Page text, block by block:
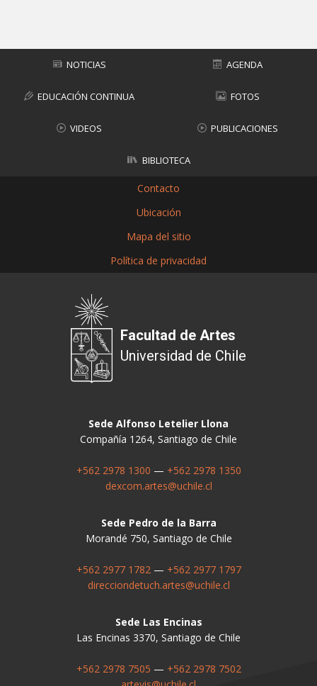
NOTICIAS AGENDA
EDUCACIÓN CONTINUA FOTOS
VIDEOS PUBLICACIONES
BIBLIOTECA
Contacto
Ubicación
Mapa del sitio
Política de privacidad
Facultad de Artes
Universidad de Chile
Sede Alfonso Letelier Llona
Compañía 1264, Santiago de Chile
+562 2978 1300 — +562 2978 1350
dexcom.artes@uchile.cl
Sede Pedro de la Barra
Morandé 750, Santiago de Chile
+562 2977 1782— +562 2977 1797
direcciondetuch.artes@uchile.cl
Sede Las Encinas
Las Encinas 3370, Santiago de Chile
+562 2978 7505 — +562 2978 7502